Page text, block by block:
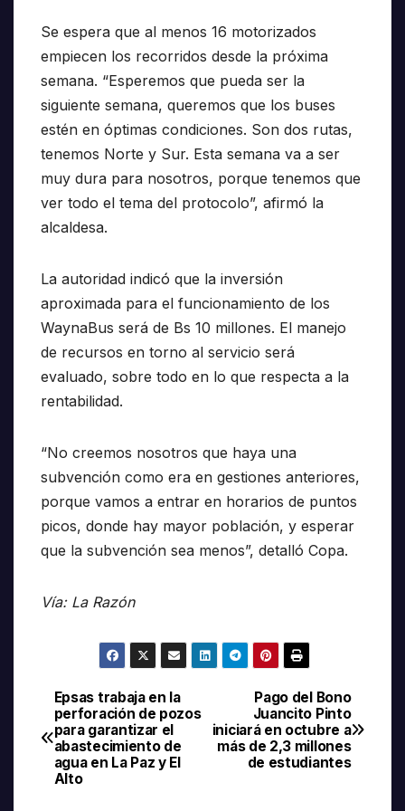
Se espera que al menos 16 motorizados
empiecen los recorridos desde la próxima
semana. “Esperemos que pueda ser la
siguiente semana, queremos que los buses
estén en óptimas condiciones. Son dos rutas,
tenemos Norte y Sur. Esta semana va a ser
muy dura para nosotros, porque tenemos que
ver todo el tema del protocolo”, afirmó la
alcaldesa.
La autoridad indicó que la inversión
aproximada para el funcionamiento de los
WaynaBus será de Bs 10 millones. El manejo
de recursos en torno al servicio será
evaluado, sobre todo en lo que respecta a la
rentabilidad.
“No creemos nosotros que haya una
subvención como era en gestiones anteriores,
porque vamos a entrar en horarios de puntos
picos, donde hay mayor población, y esperar
que la subvención sea menos”, detalló Copa.
Vía: La Razón
Navegación
de
entradas
Pago del Bono
Juancito Pinto
iniciará en octubre a
más de 2,3 millones
de estudiantes
Epsas trabaja en la
perforación de pozos
para garantizar el
abastecimiento de
agua en La Paz y El
Alto